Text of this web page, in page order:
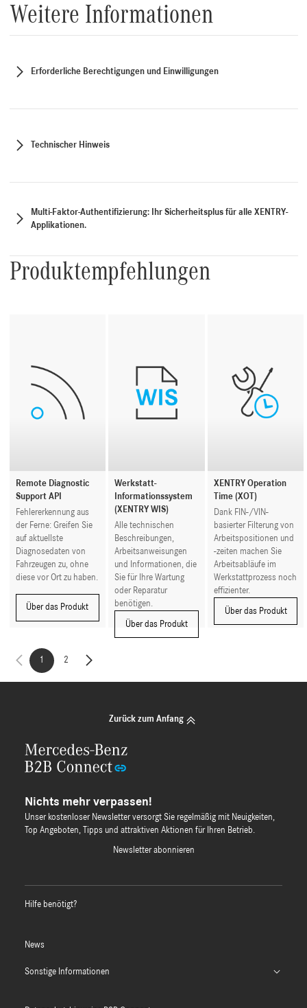
Weitere Informationen
Erforderliche Berechtigungen und Einwilligungen
Technischer Hinweis
Multi-Faktor-Authentifizierung: Ihr Sicherheitsplus für alle XENTRY-
Applikationen.
Produktempfehlungen
Remote Diagnostic
Support API
Fehlererkennung aus
der Ferne: Greifen Sie
auf aktuellste
Diagnosedaten von
Fahrzeugen zu, ohne
diese vor Ort zu haben.
Über das Produkt
Werkstatt-
Informationssystem
(XENTRY WIS)
Alle technischen
Beschreibungen,
Arbeitsanweisungen
und Informationen, die
Sie für Ihre Wartung
oder Reparatur
benötigen.
Über das Produkt
XENTRY Operation
Time (XOT)
Dank FIN-/VIN-
basierter Filterung von
Arbeitspositionen und
-zeiten machen Sie
Arbeitsabläufe im
Werkstattprozess noch
effizienter.
Über das Produkt
1 2
Zurück zum Anfang
Nichts mehr verpassen!
Unser kostenloser Newsletter versorgt Sie regelmäßig mit Neuigkeiten,
Top Angeboten, Tipps und attraktiven Aktionen für Ihren Betrieb.
Newsletter abonnieren
Hilfe benötigt?
News
Sonstige Informationen